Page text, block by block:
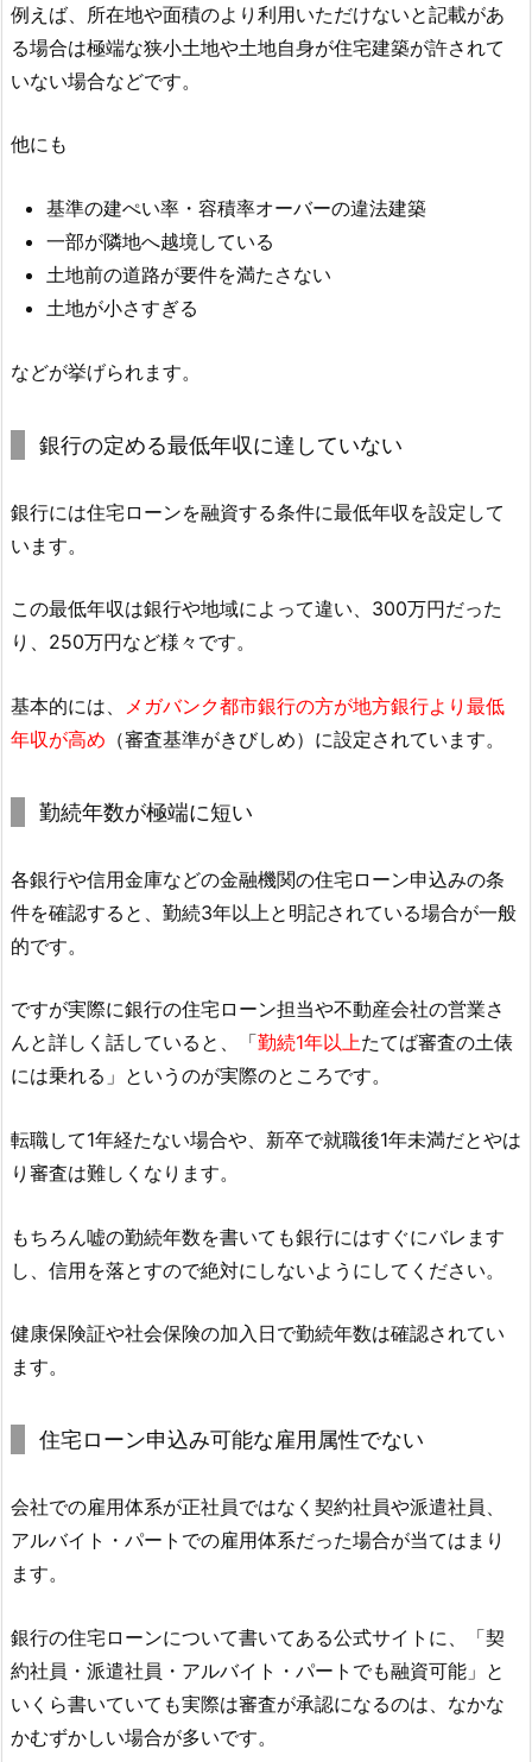
例えば、所在地や面積のより利用いただけないと記載があ
る場合は極端な狭小土地や土地自身が住宅建築が許されて
いない場合などです。
他にも
基準の建ぺい率・容積率オーバーの違法建築
一部が隣地へ越境している
土地前の道路が要件を満たさない
土地が小さすぎる
などが挙げられます。
銀行の定める最低年収に達していない
銀行には住宅ローンを融資する条件に最低年収を設定して
います。
この最低年収は銀行や地域によって違い、300万円だった
り、250万円など様々です。
基本的には、
メガバンク都市銀行の方が地方銀行より最低
年収が高め （審査基準がきびしめ）に設定されています。
勤続年数が極端に短い
各銀行や信用金庫などの金融機関の住宅ローン申込みの条
件を確認すると、勤続3年以上と明記されている場合が一般
的です。
ですが実際に銀行の住宅ローン担当や不動産会社の営業さ
んと詳しく話していると、「勤続1年以上たてば審査の土俵
には乗れる」というのが実際のところです。
転職して1年経たない場合や、新卒で就職後1年未満だとやは
り審査は難しくなります。
もちろん嘘の勤続年数を書いても銀行にはすぐにバレます
し、信用を落とすので絶対にしないようにしてください。
健康保険証や社会保険の加入日で勤続年数は確認されてい
ます。
住宅ローン申込み可能な雇用属性でない
会社での雇用体系が正社員ではなく契約社員や派遣社員、
アルバイト・パートでの雇用体系だった場合が当てはまり
ます。
銀行の住宅ローンについて書いてある公式サイトに、「契
約社員・派遣社員・アルバイト・パートでも融資可能」と
いくら書いていても実際は審査が承認になるのは、なかな
かむずかしい場合が多いです。